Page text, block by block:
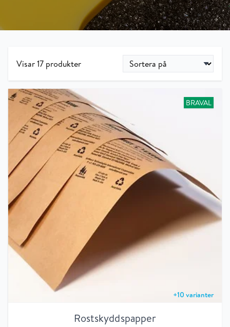
Visar 17 produkter
+10 varianter
BRAVAL
Rostskyddspapper